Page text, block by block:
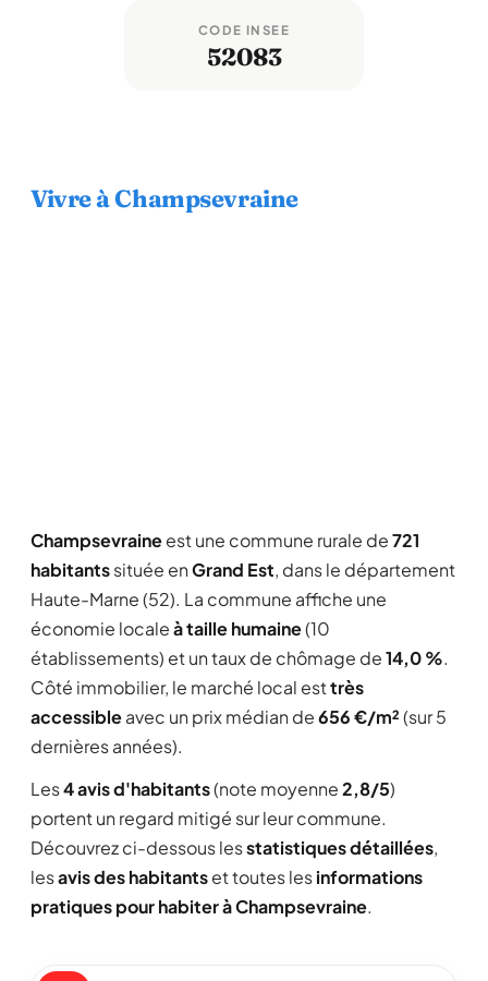
CODE INSEE
52083
Vivre à Champsevraine
Champsevraineest une commune rurale de721
habitantssituée enGrand Est, dans le département
Haute-Marne (52). La commune affiche une
économie localeà taille humaine(10
établissements) et un taux de chômage de14,0 %.
Côté immobilier, le marché local esttrès
accessibleavec un prix médian de656 €/m²(sur 5
dernières années).
Les4 avis d'habitants(note moyenne2,8/5)
portent un regard mitigé sur leur commune.
Découvrez ci-dessous lesstatistiques détaillées,
lesavis des habitantset toutes lesinformations
pratiques pour habiter à Champsevraine.